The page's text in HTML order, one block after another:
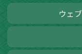
ウェ